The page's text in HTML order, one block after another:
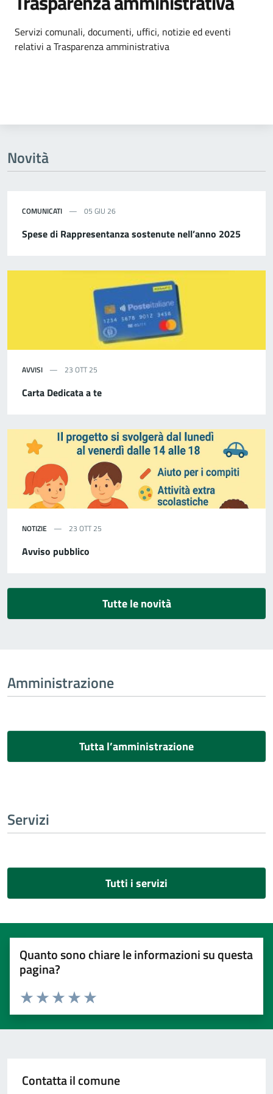
Dettagli dell'argomento
Servizi comunali, documenti, uffici, notizie ed eventi
relativi a Trasparenza amministrativa
Novità
COMUNICATI 05 GIU 26
Spese di Rappresentanza sostenute nell’anno 2025
AVVISI 23 OTT 25
Carta Dedicata a te
NOTIZIE 23 OTT 25
Avviso pubblico
Tutte le novità
Amministrazione
Tutta l’amministrazione
Servizi
Tutti i servizi
Quanto sono chiare le informazioni su questa
pagina?
Valuta 5 stelle su 5
Valuta 4 stelle su 5
Valuta 3 stelle su 5
Valuta 2 stelle su 5
Valuta 1 stelle su 5
Contatta il comune